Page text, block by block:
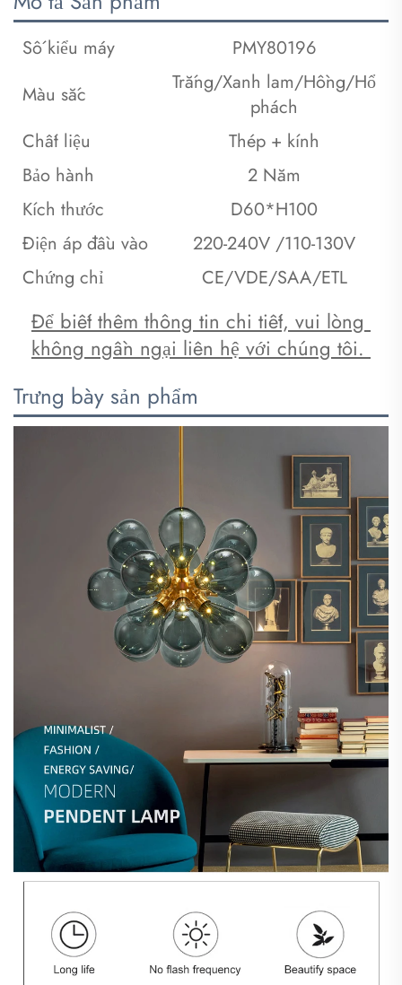
Số kiểu máy
PMY80196
Màu sắc
Trắng/Xanh lam/Hồng/Hổ
phách
Chất liệu
Thép + kính
Bảo hành
2 Năm
Kích thước
D60*H100
Điện áp đầu vào
220-240V /110-130V
Chứng chỉ
CE/VDE/SAA/ETL
Để biết thêm thông tin chi tiết, vui lòng
không ngần ngại liên hệ với chúng tôi.
Trưng bày sản phẩm